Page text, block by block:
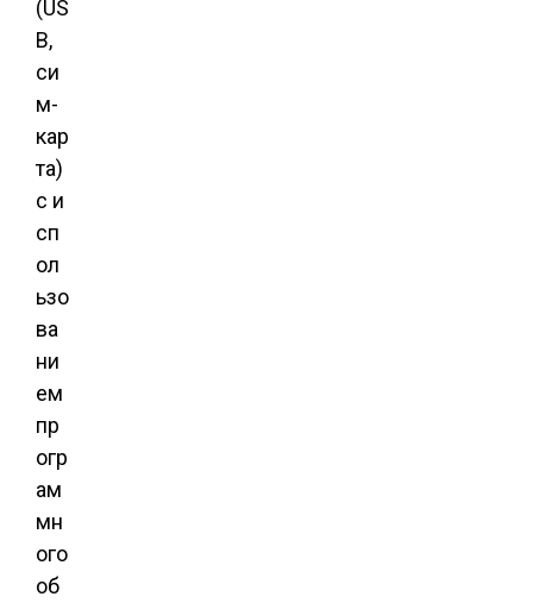
(US
B,
си
м-
кар
та)
с и
сп
ол
ьзо
ва
ни
ем
пр
огр
ам
мн
ого
об